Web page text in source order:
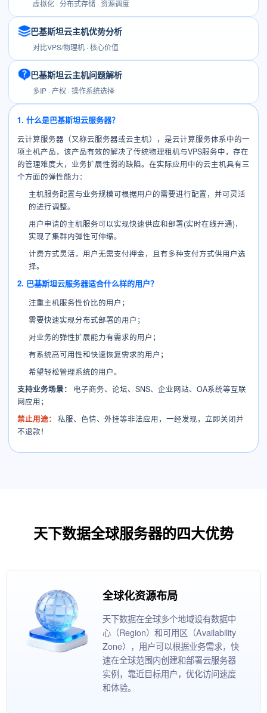
虚拟化 · 分布式存储 · 资源调度
巴基斯坦云主机优势分析
对比VPS/物理机 · 核心价值
巴基斯坦云主机问题解析
多IP · 产权 · 操作系统选择
1. 什么是巴基斯坦云服务器？
云计算服务器（又称云服务器或云主机），是云计算服务体系中的一
项主机产品，该产品有效的解决了传统物理租机与VPS服务中，存在
的管理难度大，业务扩展性弱的缺陷。在实际应用中的云主机具有三
个方面的弹性能力：
主机服务配置与业务规模可根据用户的需要进行配置，并可灵活
的进行调整。
用户申请的主机服务可以实现快速供应和部署(实时在线开通)，
实现了集群内弹性可伸缩。
计费方式灵活，用户无需支付押金，且有多种支付方式供用户选
择。
2. 巴基斯坦云服务器适合什么样的用户？
注重主机服务性价比的用户；
需要快速实现分布式部署的用户；
对业务的弹性扩展能力有需求的用户；
有系统高可用性和快速恢复需求的用户；
希望轻松管理系统的用户。
支持业务场景：
电子商务、论坛、SNS、企业网站、OA系统等互联
网应用；
禁止用途：
私服、色情、外挂等非法应用，一经发现，立即关闭并
不退款！
天下数据全球服务器的四大优势
全球化资源布局
天下数据在全球多个地域设有数据中
心（Region）和可用区（Availability
Zone），用户可以根据业务需求，快
速在全球范围内创建和部署云服务器
实例，靠近目标用户，优化访问速度
和体验。